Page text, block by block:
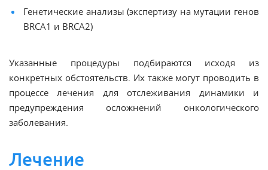
Генетические анализы (экспертизу на мутации генов
BRCA1 и BRCA2)
Указанные процедуры подбираются исходя из
конкретных обстоятельств. Их также могут проводить в
процессе лечения для отслеживания динамики и
предупреждения осложнений онкологического
заболевания.
Лечение